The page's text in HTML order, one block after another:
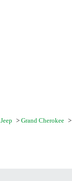
Jeep > Grand Cherokee >